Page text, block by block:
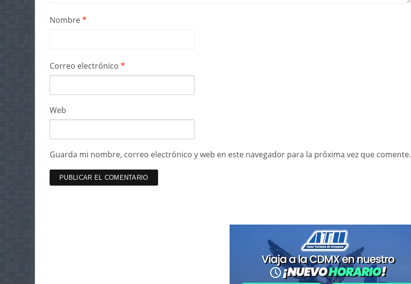
Nombre*
Correo electrónico *
Web
Guarda mi nombre, correo electrónico y web en este navegador para la próxima vez que comente.